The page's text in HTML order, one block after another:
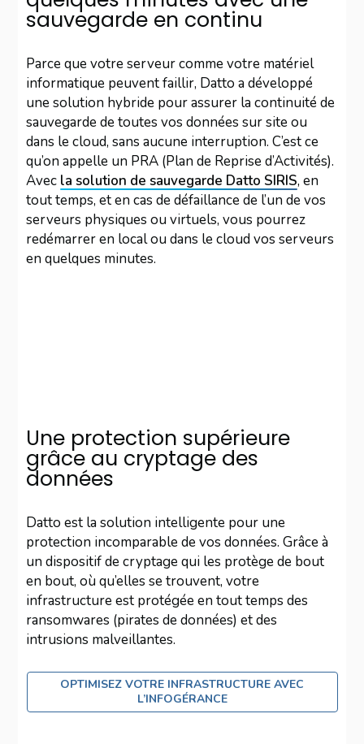
sauvegarde en continu
Parce que votre serveur comme votre matériel
informatique peuvent faillir, Datto a développé
une solution hybride pour assurer la continuité de
sauvegarde de toutes vos données sur site ou
dans le cloud, sans aucune interruption. C’est ce
qu’on appelle un PRA (Plan de Reprise d’Activités).
Avec la solution de sauvegarde Datto SIRIS, en
tout temps, et en cas de défaillance de l’un de vos
serveurs physiques ou virtuels, vous pourrez
redémarrer en local ou dans le cloud vos serveurs
en quelques minutes.
Une protection supérieure
grâce au cryptage des
données
Datto est la solution intelligente pour une
protection incomparable de vos données. Grâce à
un dispositif de cryptage qui les protège de bout
en bout, où qu’elles se trouvent, votre
infrastructure est protégée en tout temps des
ransomwares (pirates de données) et des
intrusions malveillantes.
OPTIMISEZ VOTRE INFRASTRUCTURE AVEC
L’INFOGÉRANCE